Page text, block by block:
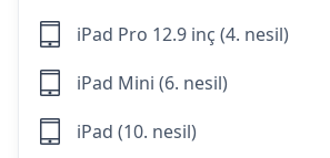
iPad Pro 12.9 inç (4. nesil)
iPad Mini (6. nesil)
iPad (10. nesil)